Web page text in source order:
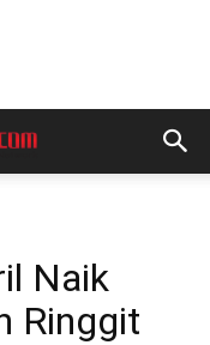
Naik
Ringgit